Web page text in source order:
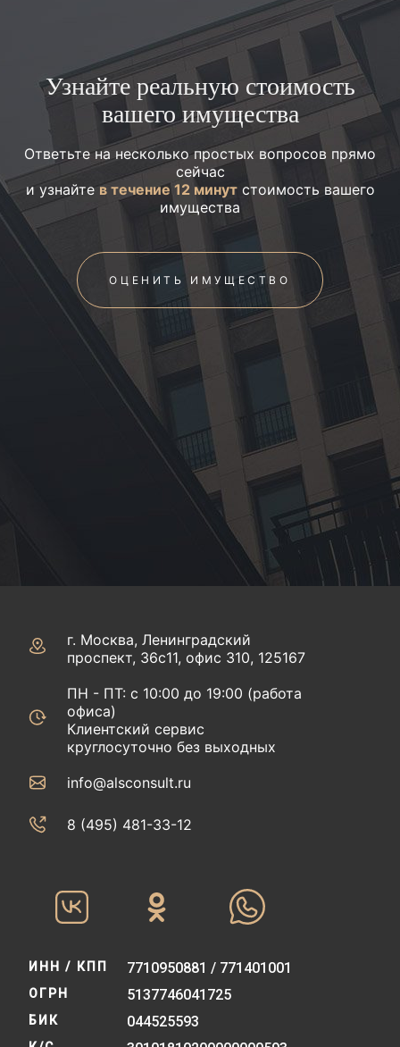
Узнайте реальную стоимость
вашего имущества
Ответьте на несколько простых вопросов прямо
сейчас
и узнайтев течение 12 минутстоимость вашего
имущества
ОЦЕНИТЬ ИМУЩЕСТВО
г. Москва, Ленинградский
проспект, 36с11, офис 310, 125167
ПН - ПТ: с 10:00 до 19:00 (работа
офиса)
Клиентский сервис
круглосуточно без выходных
info@alsconsult.ru
8 (495) 481-33-12‬‬
ИНН / КПП 7710950881 / 771401001
ОГРН 5137746041725
БИК 044525593